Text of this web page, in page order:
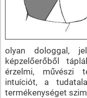
olyan dologgal,
képzelőerőből
érzelmi, művészi
intuíciót, a
termékenységet